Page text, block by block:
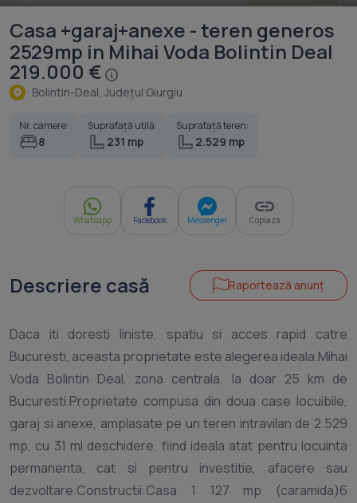
Casa +garaj+anexe - teren generos
2529mp in Mihai Voda Bolintin Deal
219.000 €
Bolintin-Deal, Judeţul Giurgiu
Nr. camere:
8
Suprafață utilă:
231 mp
Suprafață teren:
2.529 mp
Whatsapp Facebook Messenger Copiază
Descriere casă Raportează anunț
Daca iti doresti liniste, spatiu si acces rapid catre
Bucuresti, aceasta proprietate este alegerea ideala.Mihai
Voda Bolintin Deal, zona centrala, la doar 25 km de
Bucuresti.Proprietate compusa din doua case locuibile,
garaj si anexe, amplasate pe un teren intravilan de 2.529
mp, cu 31 ml deschidere, fiind ideala atat pentru locuinta
permanenta, cat si pentru investitie, afacere sau
dezvoltare.Constructii:Casa 1 127 mp (caramida)6